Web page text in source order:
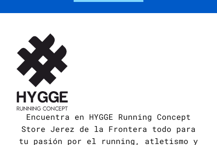
Encuentra en HYGGE Running Concept
Store Jerez de la Frontera todo para
tu pasión por el running, atletismo y